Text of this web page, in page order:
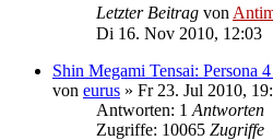
Letzter Beitrag von
Di 16. Nov 2010, 12:03
Shin Megami Tensai: Persona
von eurus » Fr 23. Jul 2010,
Antworten: 1 Antworten
Zugriffe: 10065 Zugriffe